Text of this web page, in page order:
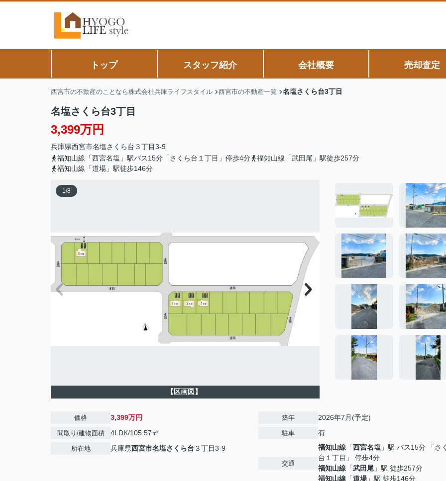
トップ スタッフ紹介 会社概要 売却査定
西宮市の不動産のことなら株式会社兵庫ライフスタイル 西宮市の不動産一覧 名塩さくら台3丁目
名塩さくら台3丁目
3,399万円
兵庫県西宮市名塩さくら台 ３丁目3-9
福知山線「西宮名塩」駅バス15分「さくら台１丁目」停歩4分
福知山線「武田尾」駅徒歩257分
福知山線「道場」駅徒歩146分
1/8
【区画図】
価格 3,399万円
間取り/建物面積 4LDK/105.57㎡
所在地 兵庫県西宮市名塩さくら台 ３丁目3-9
築年 2026年7月(予定)
駐車 有
交通
福知山線 「西宮名塩 」駅 バス15分 「さ
台１丁目」 停歩4分
福知山線 「武田尾 」駅 徒歩257分
福知山線 「道場」駅 徒歩146分